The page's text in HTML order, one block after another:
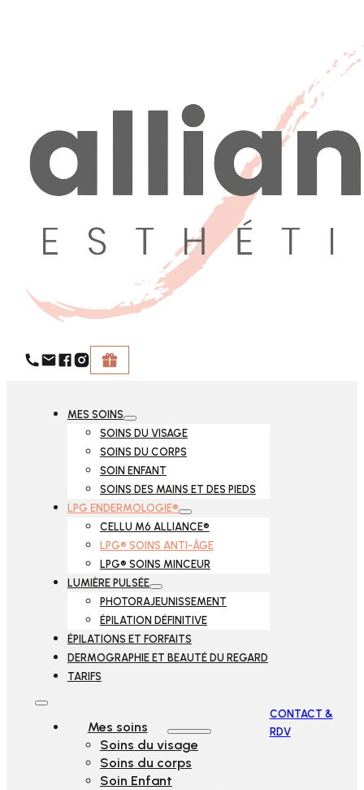
Follow us on Facebook
Follow us on Instagram
MES SOINS
SOINS DU VISAGE
SOINS DU CORPS
SOIN ENFANT
SOINS DES MAINS ET DES PIEDS
LPG ENDERMOLOGIE®
CELLU M6 ALLIANCE®
LPG® SOINS ANTI-ÂGE
LPG® SOINS MINCEUR
LUMIÈRE PULSÉE
PHOTORAJEUNISSEMENT
ÉPILATION DÉFINITIVE
ÉPILATIONS ET FORFAITS
DERMOGRAPHIE ET BEAUTÉ DU REGARD
TARIFS
Mes soins
Soins du visage
Soins du corps
Soin Enfant
CONTACT &
RDV